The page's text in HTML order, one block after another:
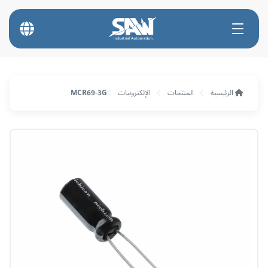
الرئيسية المنتجات الإلكترونيات MCR69-3G